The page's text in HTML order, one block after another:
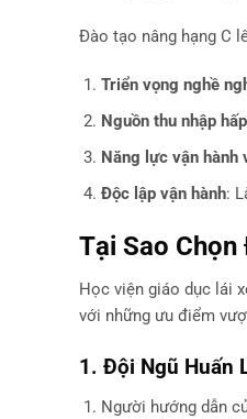
Đào tạo nâng hạng C
Triển vọng nghề
Nguồn thu nhập
Năng lực vận hành
Độc lập vận hành:
Tại Sao Chọn
Học viện giáo dục lái
với những ưu điểm
1. Đội Ngũ Huấn
Người hướng dẫn